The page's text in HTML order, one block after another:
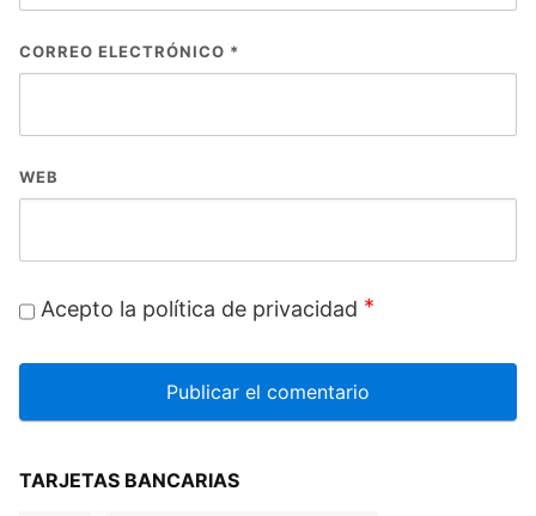
CORREO ELECTRÓNICO *
WEB
Acepto la política de privacidad *
TARJETAS BANCARIAS